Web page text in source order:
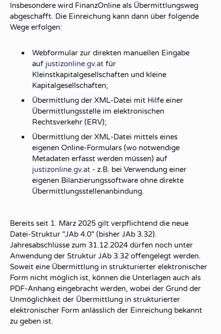
Insbesondere wird FinanzOnline als Übermittlungsweg
abgeschafft. Die Einreichung kann dann über folgende
Wege erfolgen:
Webformular zur direkten manuellen Eingabe
auf justizonline.gv.at für
Kleinstkapitalgesellschaften und kleine
Kapitalgesellschaften;
Übermittlung der XML-Datei mit Hilfe einer
Übermittlungsstelle im elektronischen
Rechtsverkehr (ERV);
Übermittlung der XML-Datei mittels eines
eigenen Online-Formulars (wo notwendige
Metadaten erfasst werden müssen) auf
justizonline.gv.at - z.B. bei Verwendung einer
eigenen Bilanzierungssoftware ohne direkte
Übermittlungsstellenanbindung.
Bereits seit 1. März 2025 gilt verpflichtend die neue
Datei-Struktur "JAb 4.0" (bisher JAb 3.32).
Jahresabschlüsse zum 31.12.2024 dürfen noch unter
Anwendung der Struktur JAb 3.32 offengelegt werden.
Soweit eine Übermittlung in strukturierter elektronischer
Form nicht möglich ist, können die Unterlagen auch als
PDF-Anhang eingebracht werden, wobei der Grund der
Unmöglichkeit der Übermittlung in strukturierter
elektronischer Form anlässlich der Einreichung bekannt
zu geben ist.